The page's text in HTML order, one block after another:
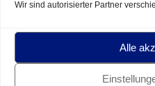
Wir sind autorisierter Partner
Alle
für